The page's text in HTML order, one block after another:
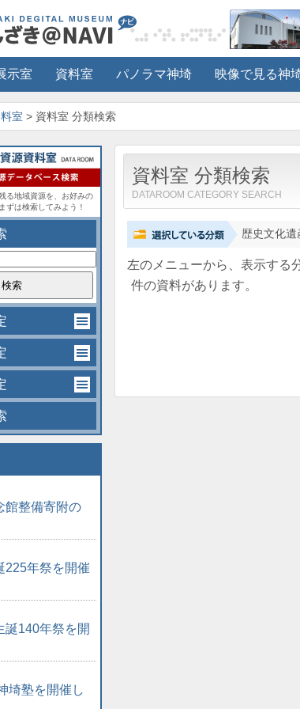
示室 資料室 パノラマ神埼 映像で見る神
室 > 資料室 分類検索
資料室 分類検索
DATAROOM CATEGORY SEARCH
歴史文化遺
左のメニューから、表示する
件の資料があります。
る地域資源を、お好みの
ずは検索してみよう！
館整備寄附の
225年祭を開催
誕140年祭を開
埼塾を開催し